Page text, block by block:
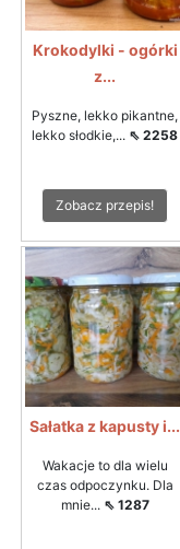
Krokodylki - ogórki
z...
Pyszne, lekko pikantne,
lekko słodkie,... ⇖ 2258
Zobacz przepis!
Sałatka z kapusty i...
Wakacje to dla wielu
czas odpoczynku. Dla
mnie... ⇖ 1287